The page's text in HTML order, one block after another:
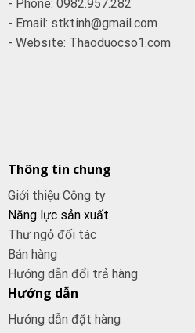
- Phone: 0982.957.282
- Email: stktinh@gmail.com
- Website: Thaoduocso1.com
Thông tin chung
Giới thiệu Công ty
Năng lực sản xuất
Thư ngỏ đối tác
Bán hàng
Hướng dẫn đổi trả hàng
Hướng dẫn
Hướng dẫn đặt hàng